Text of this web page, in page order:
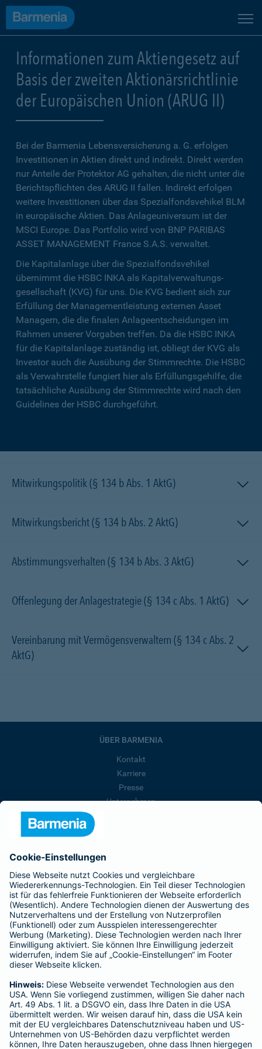
Informationen zum Aktiengesetz auf
Basis der zweiten Aktionärsrichtlinie
der Europäischen Union (ARUG II)
Bei der Barmenia Lebensversicherung a. G. erfolgen
Investitionen in Aktien direkt und indirekt. Direkt werden
nur Anteile der Protektor AG gehalten, die nicht unter die
Berichtspflichten des ARUG II fallen. Indirekt erfolgen
weitere Investitionen über das Spezialfondsvehikel BLM
in europäische Aktien. Das Anlageuniversum ist der
MSCI Europe. Das Portfolio wird von BNP PARIBAS
ASSET MANAGEMENT France S.A.S. verwaltet.
Die Kapitalanlage über die Spezialfondsvehikel
übernimmt die HSBC INKA als Kapitalverwaltungs­
gesellschaft (KVG) für uns. Die KVG bedient sich zur
Erfüllung der Managementleistung externen Asset
Managern, die die finalen Anlageentscheidungen im
Rahmen unserer Vorgaben treffen. Da die HSBC INKA
für die Kapitalanlage zuständig ist, obliegt der KVG als
Investor auch die Ausübung der Stimmrechte. Die HSBC
als Verwahrstelle fungiert hier als Erfüllungsgehilfe, die
tatsächliche Ausübung der Stimmrechte wird nach den
Guidelines der HSBC durchgeführt.
Mitwirkungspolitik (§ 134 b Abs. 1 AktG)
Mitwirkungsbericht (§ 134 b Abs. 2 AktG)
Abstimmungsverhalten (§ 134 b Abs. 3 AktG)
Offenlegung der Anlagestrategie (§ 134 c Abs. 1 AktG)
Vereinbarung mit Vermögensverwaltern (§ 134 c Abs. 2
AktG)
ÜBER BARMENIA
Kontakt
Karriere
Presse
Unternehmen
Affiliate-Partner werden
Kranken-Zusatzversicherung
Tierversicherungen
Haftpflichtversicherung
Hausratversicherung
SERVICE
Schaden melden
Kilometerstandsmeldung
Serviceübersicht